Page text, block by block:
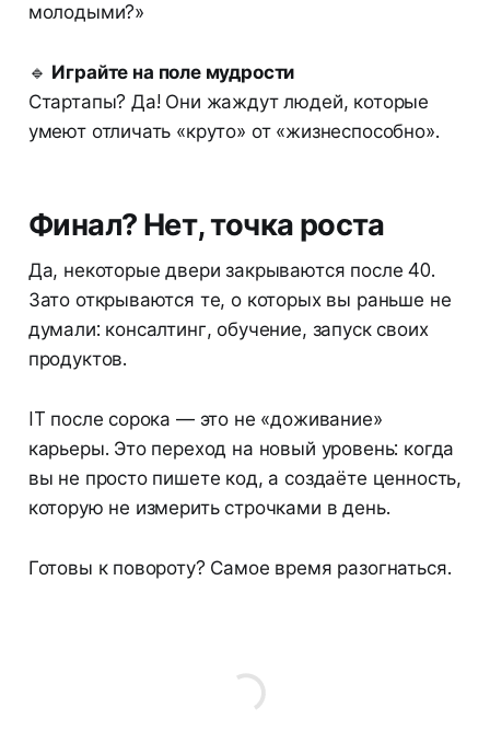
молодыми?»
🔹 Играйте на поле мудрости
Стартапы? Да! Они жаждут людей, которые
умеют отличать «круто» от «жизнеспособно».
Финал? Нет, точка роста
Да, некоторые двери закрываются после 40.
Зато открываются те, о которых вы раньше не
думали: консалтинг, обучение, запуск своих
продуктов.
IT после сорока — это не «доживание»
карьеры. Это переход на новый уровень: когда
вы не просто пишете код, а создаёте ценность,
которую не измерить строчками в день.
Готовы к повороту? Самое время разогнаться.